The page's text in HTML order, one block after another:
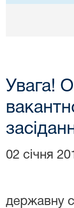
Увага!
02 січня
державну